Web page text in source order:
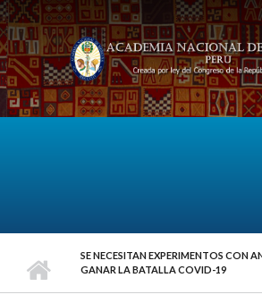
Pasar al contenido principal
SE NECESITAN EXPERIMENTOS CON
GANAR LA BATALLA COVID-19